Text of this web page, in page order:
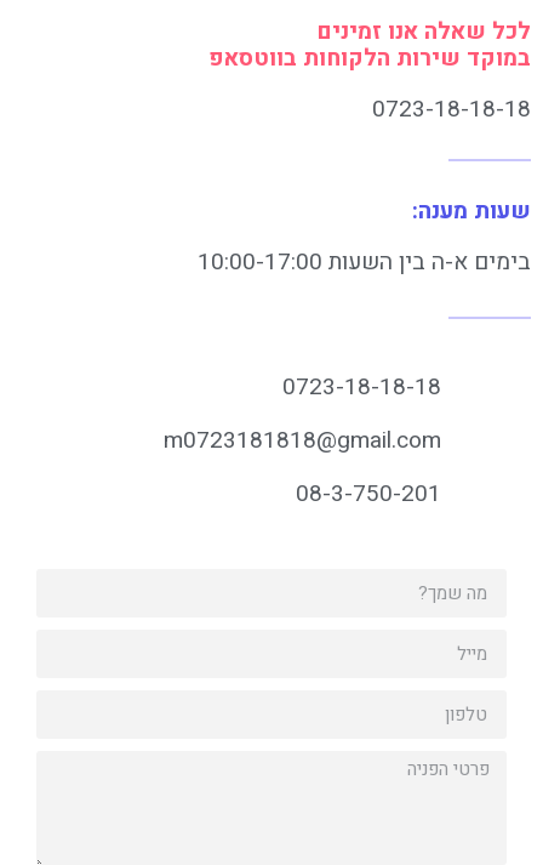
לכל שאלה אנו זמינים
במוקד שירות הלקוחות בווטסאפ
0723-18-18-18
שעות מענה:
בימים א-ה בין השעות 10:00-17:00
0723-18-18-18
m0723181818@gmail.com
08-3-750-201